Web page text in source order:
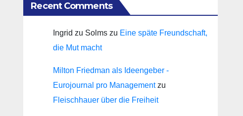
Recent Comments
Ingrid zu Solms zu Eine späte Freundschaft,
die Mut macht
Milton Friedman als Ideengeber -
Eurojournal pro Managementzu
Fleischhauer über die Freiheit